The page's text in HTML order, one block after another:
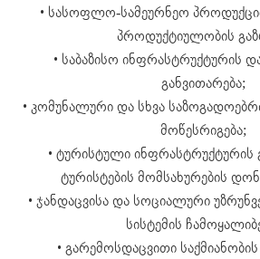
• სასოფლო-სამეურნეო
პროდუქტიულობის
• საბაზისო ინფრასტრუქტურის
განვითარება;
• კომუნალური და სხვა
მოწესრიგება;
• ტურისტული ინფრასტრუქტურის
ტურისტების მომსახურების
• ჯანდაცვისა და სოციალური
სისტემის
• გარემოსდაცვითი